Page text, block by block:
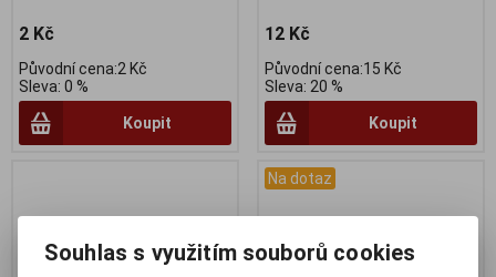
2 Kč
Původní cena:2 Kč
Sleva: 0 %
Koupit
12 Kč
Původní cena:15 Kč
Sleva: 20 %
Koupit
Na dotaz
Souhlas s využitím souborů cookies